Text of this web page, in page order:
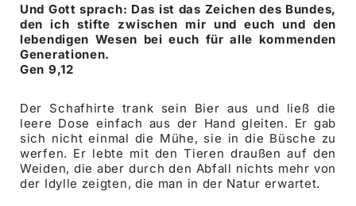
Und Gott sprach: Das ist das Zeichen des Bundes,
den ich stifte zwischen mir und euch und den
lebendigen Wesen bei euch für alle kommenden
Generationen.
Gen 9,12
Der Schafhirte trank sein Bier aus und ließ die
leere Dose einfach aus der Hand gleiten. Er gab
sich nicht einmal die Mühe, sie in die Büsche zu
werfen. Er lebte mit den Tieren draußen auf den
Weiden, die aber durch den Abfall nichts mehr von
der Idylle zeigten, die man in der Natur erwartet.